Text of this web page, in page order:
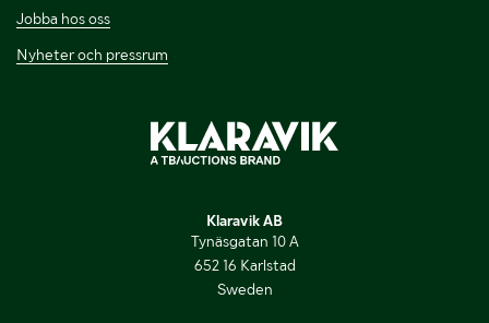
Jobba hos oss
Nyheter och pressrum
Klaravik AB
Tynäsgatan 10 A
652 16 Karlstad
Sweden